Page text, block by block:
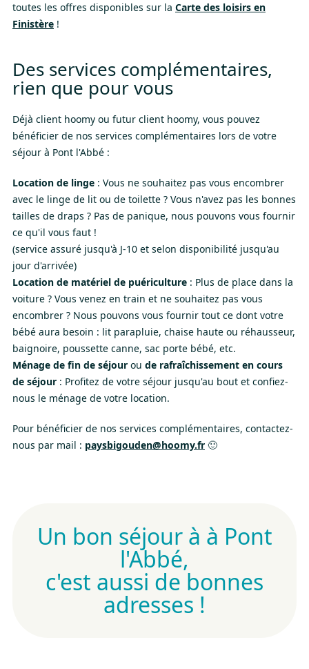
toutes les offres disponibles sur la Carte des loisirs en
Finistère !
Des services complémentaires,
rien que pour vous
Déjà client hoomy ou futur client hoomy, vous pouvez
bénéficier de nos services complémentaires lors de votre
séjour à Pont l'Abbé :
Location de linge : Vous ne souhaitez pas vous encombrer
avec le linge de lit ou de toilette ? Vous n'avez pas les bonnes
tailles de draps ? Pas de panique, nous pouvons vous fournir
ce qu'il vous faut !
(service assuré jusqu'à J-10 et selon disponibilité jusqu'au
jour d'arrivée)
Location de matériel de puériculture : Plus de place dans la
voiture ? Vous venez en train et ne souhaitez pas vous
encombrer ? Nous pouvons vous fournir tout ce dont votre
bébé aura besoin : lit parapluie, chaise haute ou réhausseur,
baignoire, poussette canne, sac porte bébé, etc.
Ménage de fin de séjour ou de rafraîchissement en cours
de séjour : Profitez de votre séjour jusqu'au bout et confiez-
nous le ménage de votre location.
Pour bénéficier de nos services complémentaires, contactez-
nous par mail : paysbigouden@hoomy.fr 🙂
Un bon séjour à à Pont
l'Abbé,
c'est aussi de bonnes
adresses !